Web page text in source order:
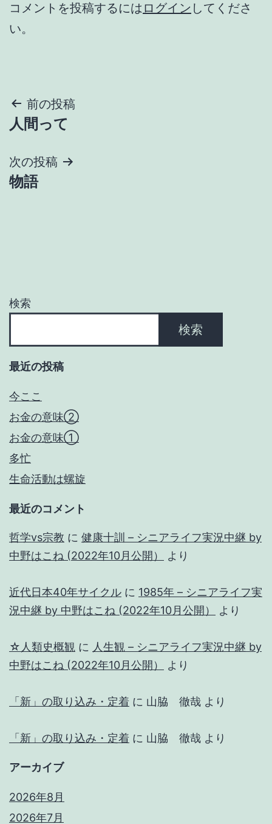
コメントを投稿するには ログイン してくださ
い。
投
稿
ナ
ビ
ョ
前の投稿
人間って
次の投稿
物語
検索
検索
最近の投稿
今ここ
お金の意味②
お金の意味①
多忙
生命活動は螺旋
最近のコメント
哲学vs宗教 に 健康十訓 – シニアライフ実況中継 by
中野はこね (2022年10月公開）
より
近代日本40年サイクル に 1985年 – シニアライフ実
況中継 by 中野はこね (2022年10月公開）
より
☆人類史概観 に 人生観 – シニアライフ実況中継 by
中野はこね (2022年10月公開）
より
「新」の取り込み・定着 に 山脇 徹哉 より
「新」の取り込み・定着 に 山脇 徹哉 より
アーカイブ
2026年8月
2026年7月